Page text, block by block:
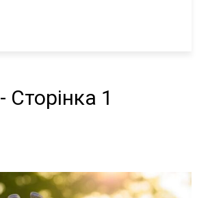
- Сторінка 1